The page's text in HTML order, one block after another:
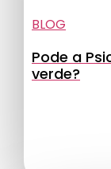
BLOG
Pode a
verde?